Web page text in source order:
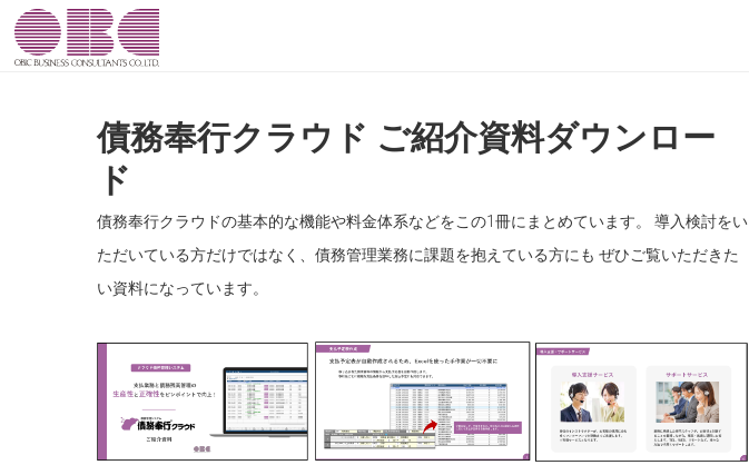
債務奉行クラウド ご紹介資料ダウンロー
ド
債務奉行クラウドの基本的な機能や料金体系などをこの1冊にまとめています。 導入検討をい
ただいている方だけではなく、債務管理業務に課題を抱えている方にも ぜひご覧いただきた
い資料になっています。